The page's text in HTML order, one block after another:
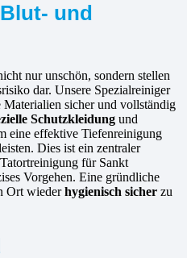
und
nur unschön, sondern stellen
dar. Unsere Spezialreiniger
Materialien sicher und vollständig
Schutzkleidung und
eine effektive Tiefenreinigung
Dies ist ein zentraler
für Sankt
Vorgehen. Eine gründliche
Ort wiederhygienisch sicher zu